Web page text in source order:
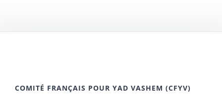
COMITÉ FRANÇAIS POUR YAD VASHEM (CFYV)